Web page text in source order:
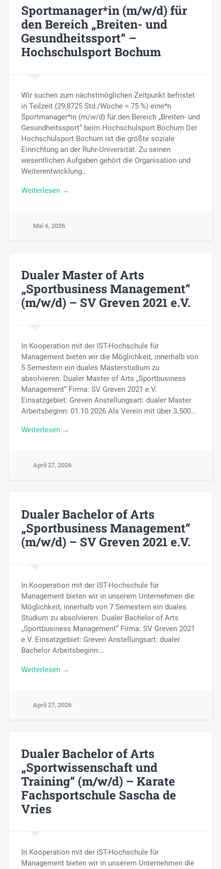
Sportmanager*in (m/w/d) für
den Bereich „Breiten- und
Gesundheitssport“ –
Hochschulsport Bochum
Wir suchen zum nächstmöglichen Zeitpunkt befristet
in Teilzeit (29,8725 Std./Woche = 75 %) eine*n
Sportmanager*in (m/w/d) für den Bereich „Breiten- und
Gesundheitssport“ beim Hochschulsport Bochum Der
Hochschulsport Bochum ist die größte soziale
Einrichtung an der Ruhr-Universität. Zu seinen
wesentlichen Aufgaben gehört die Organisation und
Weiterentwicklung…
Weiterlesen →
Mai 6, 2026
Dualer Master of Arts
„Sportbusiness Management“
(m/w/d) – SV Greven 2021 e.V.
In Kooperation mit der IST-Hochschule für
Management bieten wir die Möglichkeit, innerhalb von
5 Semestern ein duales Masterstudium zu
absolvieren. Dualer Master of Arts „Sportbusiness
Management“ Firma: SV Greven 2021 e.V.
Einsatzgebiet: Greven Anstellungsart: dualer Master
Arbeitsbeginn: 01.10.2026 Als Verein mit über 3.500…
Weiterlesen →
April 27, 2026
Dualer Bachelor of Arts
„Sportbusiness Management“
(m/w/d) – SV Greven 2021 e.V.
In Kooperation mit der IST-Hochschule für
Management bieten wir in unserem Unternehmen die
Möglichkeit, innerhalb von 7 Semestern ein duales
Studium zu absolvieren. Dualer Bachelor of Arts
„Sportbusiness Management“ Firma: SV Greven 2021
e.V. Einsatzgebiet: Greven Anstellungsart: dualer
Bachelor Arbeitsbeginn:…
Weiterlesen →
April 27, 2026
Dualer Bachelor of Arts
„Sportwissenschaft und
Training“ (m/w/d) – Karate
Fachsportschule Sascha de
Vries
In Kooperation mit der IST-Hochschule für
Management bieten wir in unserem Unternehmen die